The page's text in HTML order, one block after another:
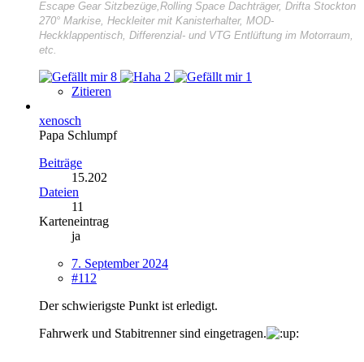
Escape Gear Sitzbezüge,Rolling Space Dachträger, Drifta Stockton
270° Markise, Heckleiter mit Kanisterhalter, MOD-
Heckklappentisch, Differenzial- und VTG Entlüftung im Motorraum,
etc.
8 2
1
Zitieren
xenosch
Papa Schlumpf
Beiträge
15.202
Dateien
11
Karteneintrag
ja
7. September 2024
#112
Der schwierigste Punkt ist erledigt.
Fahrwerk und Stabitrenner sind eingetragen.